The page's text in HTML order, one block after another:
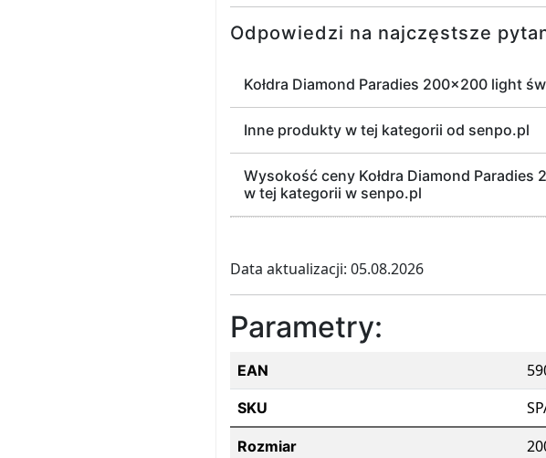
Odpowiedzi na najczęstsze
Kołdra Diamond Paradies 200x200 light
Inne produkty w tej kategorii od senpo.pl
Wysokość ceny Kołdra Diamond
w tej kategorii w senpo.pl
Data aktualizacji: 05.08.2026
Parametry:
EAN
SKU
Rozmiar